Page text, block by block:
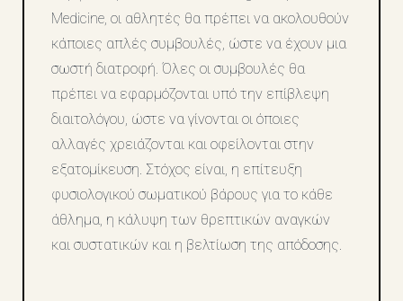
Medicine, οι αθλητές θα πρέπει να ακολουθούν
κάποιες απλές συμβουλές, ώστε να έχουν μια
σωστή διατροφή. Όλες οι συμβουλές θα
πρέπει να εφαρμόζονται υπό την επίβλεψη
διαιτολόγου, ώστε να γίνονται οι όποιες
αλλαγές χρειάζονται και οφείλονται στην
εξατομίκευση. Στόχος είναι, η επίτευξη
φυσιολογικού σωματικού βάρους για το κάθε
άθλημα, η κάλυψη των θρεπτικών αναγκών
και συστατικών και η βελτίωση της απόδοσης.